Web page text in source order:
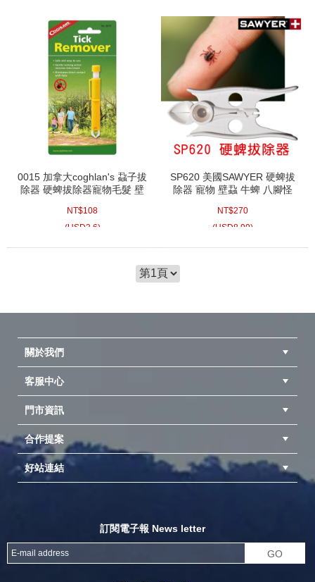
0015 加拿大coghlan's 蝨子拔
除器 硬蜱拔除器寵物毛髮 壁
NT$108
(USD3.6)
SP620 美國SAWYER 硬蜱拔
除器 寵物 壁蝨 牛蜱 八腳怪
NT$270
(USD8.99)
關於我們
客服中心
門市資訊
合作提案
異業合作
專案採購
成為供應商
好站連結
訂閱電子報 News letter
GO